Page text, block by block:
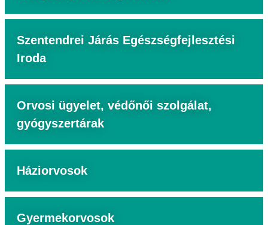
Szentendrei Járás Egészségfejlesztési
Iroda
Orvosi ügyelet, védőnői szolgálat,
gyógyszertárak
Háziorvosok
Gyermekorvosok